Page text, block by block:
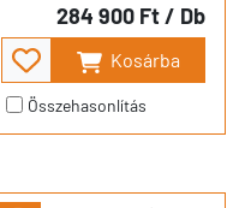
284 900 Ft/ Db
Kosárba
Összehasonlítás